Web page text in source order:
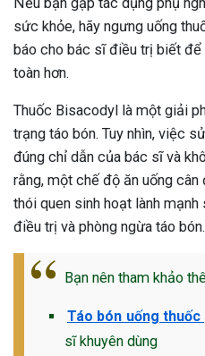
sức khỏe, hãy ngưng uống
báo cho bác sĩ điều trị biết
toàn hơn.
Thuốc Bisacodyl là một giải
trạng táo bón. Tuy nhìn, việc
đúng chỉ dẫn của bác sĩ và
rằng, một chế độ ăn uống
thói quen sinh hoạt lành
điều trị và phòng ngừa táo bón.
Bạn nên tham khảo
Táo bón uống thuốc
sĩ khuyên dùng